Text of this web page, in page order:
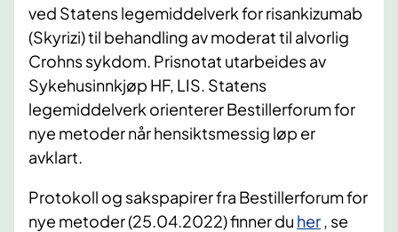
ved Statens legemiddelverk for risankizumab
(Skyrizi) til behandling av moderat til alvorlig
Crohns sykdom. Prisnotat utarbeides av
Sykehusinnkjøp HF, LIS. Statens
legemiddelverk orienterer Bestillerforum for
nye metoder når hensiktsmessig løp er
avklart.
Protokoll og sakspapirer fra Bestillerforum for
nye metoder (25.04.2022) finner du her , se